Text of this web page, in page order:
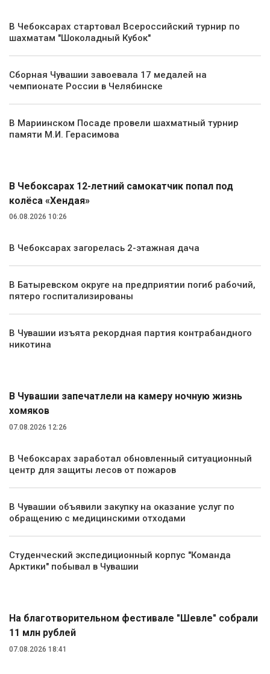
В Чебоксарах стартовал Всероссийский турнир по
шахматам "Шоколадный Кубок"
Сборная Чувашии завоевала 17 медалей на
чемпионате России в Челябинске
В Мариинском Посаде провели шахматный турнир
памяти М.И. Герасимова
В Чебоксарах 12-летний самокатчик попал под
колёса «Хендая»
06.08.2026 10:26
В Чебоксарах загорелась 2-этажная дача
В Батыревском округе на предприятии погиб рабочий,
пятеро госпитализированы
В Чувашии изъята рекордная партия контрабандного
никотина
В Чувашии запечатлели на камеру ночную жизнь
хомяков
07.08.2026 12:26
В Чебоксарах заработал обновленный ситуационный
центр для защиты лесов от пожаров
В Чувашии объявили закупку на оказание услуг по
обращению с медицинскими отходами
Студенческий экспедиционный корпус "Команда
Арктики" побывал в Чувашии
На благотворительном фестивале "Шевле" собрали
11 млн рублей
07.08.2026 18:41